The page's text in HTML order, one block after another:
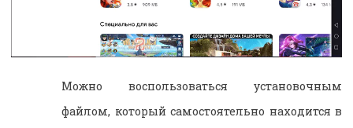
Можно воспользоваться установочным
файлом, который самостоятельно находится в